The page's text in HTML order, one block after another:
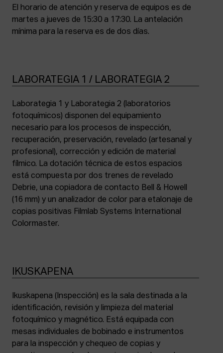
El horario de atención y reserva de equipos es de
martes a jueves de 15:30 a 17:30. La antelación
mínima para la reserva es de dos días.
LABORATEGIA 1 / LABORATEGIA 2
Laborategia 1 y Laborategia 2 (laboratorios
fotoquímicos) disponen del equipamiento
necesario para los procesos de inspección,
recuperación, preservación, revelado (artesanal y
profesional), corrección y edición de material
fílmico. La dotación técnica de estos espacios
está compuesta por dos trenes de revelado
Debrie, una copiadora de contacto Bell & Howell
(16 mm) y un analizador de color para etalonaje de
copias positivas Filmlab Systems International
Colormaster.
IKUSKAPENA
Ikuskapena (Inspección) es la sala destinada a la
identificación, revisión y limpieza del material
fotoquímico y magnético. Está equipada con
mesas individuales de bobinado e instrumentos
para la inspección y chequeo de copias y